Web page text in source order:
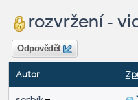
rozvržení -
Odpovědět
Autor